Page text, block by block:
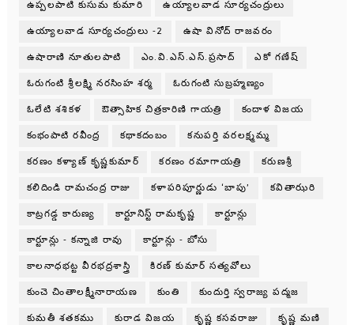
ఉప్పలపాటి కుసుమ కుమారి ఉయ్యాలవాడ సూర్యచంద్రులు
ఉయ్యాలవాడ సూర్యచంద్రులు -2 ఉషా వినోద్ రాజవరం
ఉషారాణి నూతులపాటి ఎం.వి.ఎస్.ఎస్.ప్రసాద్ ఎకో గణేష్
ఓరుగంటి శ్రీలక్ష్మి నరసింహ శర్మ ఓరుగంటి సుబ్రహ్మణ్యం
ఓలేటి శశికళ ఔత్సాహిక చిత్రకారిణి గాయత్రి కందాళ విజయ
కంభంపాటి రవీంద్ర కథాకదంబం కనుపర్తి వరలక్ష్మమ్మ
కరణం కళ్యాణ్ కృష్ణకుమార్ కరణం రమాగాయత్రి కరుణశ్రీ
కలిదిండి రామచంద్ర రాజు కళాపరిపూర్ణుడు ‘బాపు’ కవితాఝరి
కాట్రగడ్డ కారుణ్య కార్టూనిస్ట్ రామకృష్ణ కార్టూన్లు
కార్టూన్లు - కన్నాజి రావు కార్టూన్లు - బోసు
కాలనాధభట్ట వీరభద్రశాస్త్రి కిరణ్ కుమార్ సత్యవోలు
కుంచె చింతాలక్ష్మీనారాయణ కుంతి కుందుర్తి స్వరాజ్య పద్మజ
కుమతీ శతకము కురాడ విజయ కృష్ణ కసవరాజు కృష్ణ మణి